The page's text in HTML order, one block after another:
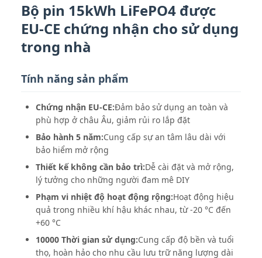
Bộ pin 15kWh LiFePO4 được
EU-CE chứng nhận cho sử dụng
trong nhà
Tính năng sản phẩm
Chứng nhận EU-CE:Đảm bảo sử dụng an toàn và
phù hợp ở châu Âu, giảm rủi ro lắp đặt
Bảo hành 5 năm:Cung cấp sự an tâm lâu dài với
bảo hiểm mở rộng
Thiết kế không cần bảo trì:Dễ cài đặt và mở rộng,
lý tưởng cho những người đam mê DIY
Phạm vi nhiệt độ hoạt động rộng:Hoạt động hiệu
quả trong nhiều khí hậu khác nhau, từ -20 °C đến
+60 °C
10000 Thời gian sử dụng:Cung cấp độ bền và tuổi
thọ, hoàn hảo cho nhu cầu lưu trữ năng lượng dài